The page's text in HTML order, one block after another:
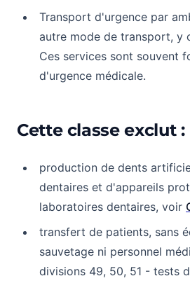
Transport d'urgence par
autre mode de transport, y
Ces services sont souvent
d'urgence médicale.
Cette classe exclut :
production de dents
dentaires et d'appareils
laboratoires dentaires, voir
transfert de patients, sans
sauvetage ni personnel
divisions 49, 50, 51 - tests